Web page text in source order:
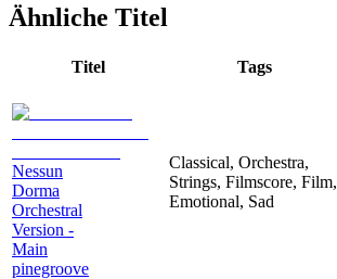
Ähnliche Titel
Titel Tags
Nessun
Dorma
Orchestral
Version -
Main
pinegroove
Classical, Orchestra,
Strings, Filmscore, Film,
Emotional, Sad